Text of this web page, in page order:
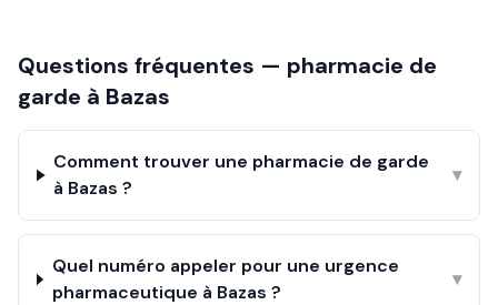
Questions fréquentes — pharmacie de
garde à Bazas
Comment trouver une pharmacie de garde
à Bazas ?
▾
Quel numéro appeler pour une urgence
pharmaceutique à Bazas ?
▾